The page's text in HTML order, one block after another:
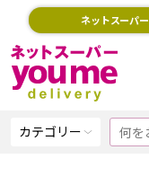
ネットスーパー
カテゴリー